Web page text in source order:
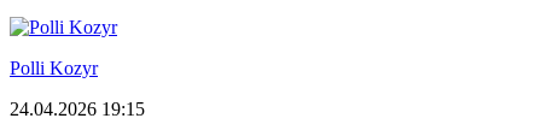
Polli Kozyr
24.04.2026 19:15